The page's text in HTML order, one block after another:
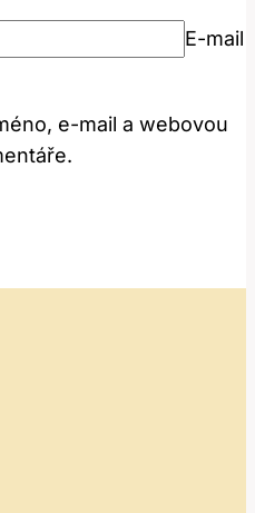
E-mail
e-mail a webovou